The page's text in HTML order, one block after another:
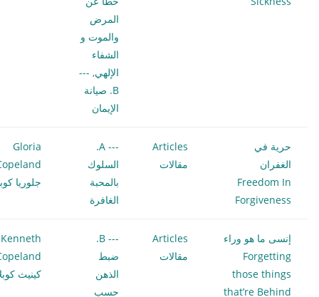
المرض
والموت و
الشفاء
الإلهي,
---
B. صيانة
الإيمان
حرية في
الغفران
Freedom In
Forgiveness
Articles
مقالات
--- A.
السلوك
بالمحبة
الغافرة
Gloria
جلوريا
إنسى ما هو وراء
Forgetting
those things
that’re Behind
Articles
مقالات
--- B.
ضبط
الذهن
حسب
Kenneth
كينيث